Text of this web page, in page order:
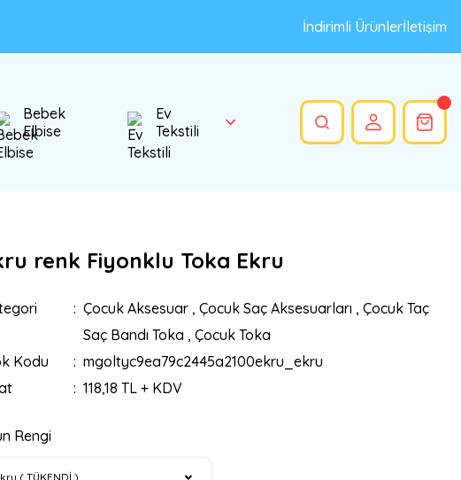
İndirimli Ürünlerİletişim
Bebek
Elbise
Ev
Tekstili
renk Fiyonklu Toka Ekru
Çocuk Aksesuar , Çocuk Saç Aksesuarları , Çocuk Taç
Saç Bandı Toka , Çocuk Toka
Kodu
mgoltyc9ea79c2445a2100ekru_ekru
118,18 TL + KDV
Rengi